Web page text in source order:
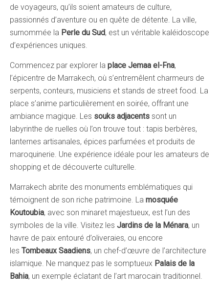
de voyageurs, qu’ils soient amateurs de culture,
passionnés d’aventure ou en quête de détente. La ville,
surnommée la Perle du Sud, est un véritable kaléidoscope
d’expériences uniques.
Commencez par explorer la place Jemaa el-Fna,
l’épicentre de Marrakech, où s’entremêlent charmeurs de
serpents, conteurs, musiciens et stands de street food. La
place s’anime particulièrement en soirée, offrant une
ambiance magique. Les souks adjacents sont un
labyrinthe de ruelles où l’on trouve tout : tapis berbères,
lanternes artisanales, épices parfumées et produits de
maroquinerie. Une expérience idéale pour les amateurs de
shopping et de découverte culturelle.
Marrakech abrite des monuments emblématiques qui
témoignent de son riche patrimoine. La mosquée
Koutoubia, avec son minaret majestueux, est l’un des
symboles de la ville. Visitez les Jardins de la Ménara, un
havre de paix entouré d’oliveraies, ou encore
les Tombeaux Saadiens, un chef-d’œuvre de l’architecture
islamique. Ne manquez pas le somptueux Palais de la
Bahia, un exemple éclatant de l’art marocain traditionnel.